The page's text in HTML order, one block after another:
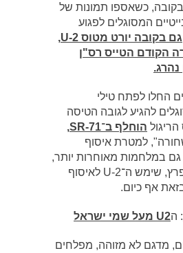
כשאספו תמונות של
המסוגלים לפגוע
גם בקובה יורט מטוס U-2,
הקודם הטייס רס"ן
נהרג.
החלו לפתח טילי
להגיע לגובה הטיסה
הוחלף ב־SR-71,
למטרת איסוף
גם במלחמות מאוחרות יותר,
כגון מלחמת המפרץ, שימש ה־U-2 לאיסוף
אף כיום.
: הU2 מעל שמי ישראל
מדגם לא מזוהה, מפלחים